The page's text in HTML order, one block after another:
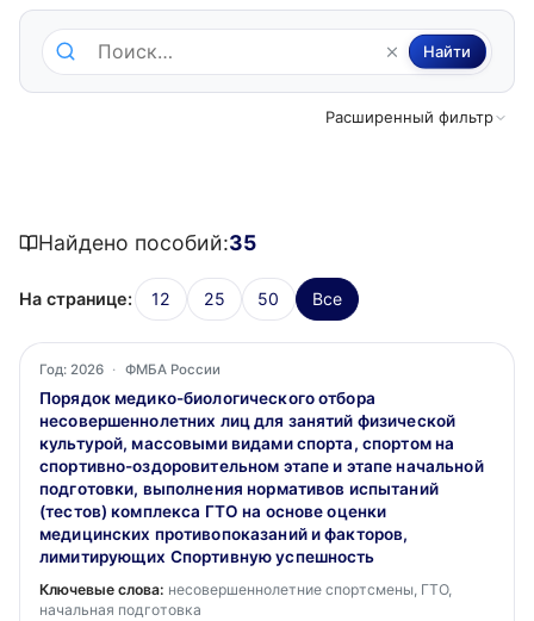
Поиск по методическим пособиям Найти
Расширенный фильтр
Найдено пособий:35
На странице: 12 25 50 Все
Год: 2026 · ФМБА России
Порядок медико-биологического отбора
несовершеннолетних лиц для занятий физической
культурой, массовыми видами спорта, спортом на
спортивно-оздоровительном этапе и этапе начальной
подготовки, выполнения нормативов испытаний
(тестов) комплекса ГТО на основе оценки
медицинских противопоказаний и факторов,
лимитирующих Спортивную успешность
Ключевые слова: несовершеннолетние спортсмены, ГТО,
начальная подготовка